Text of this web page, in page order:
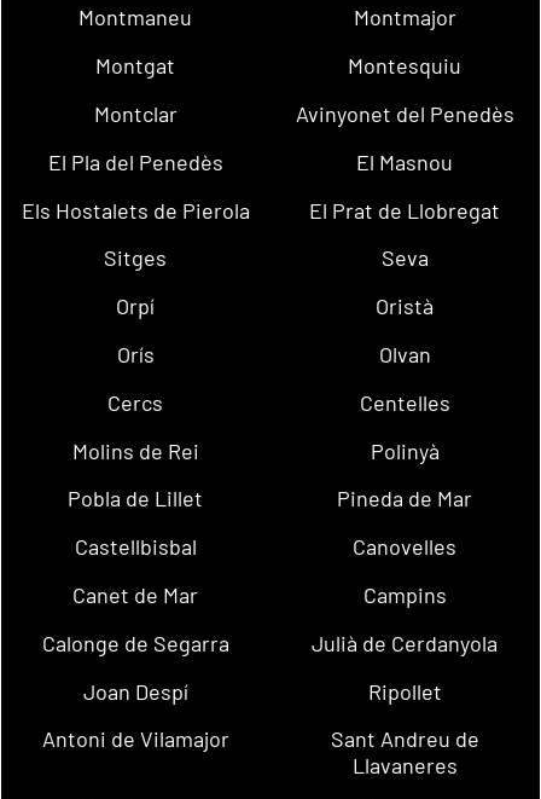
Montmaneu
Montmajor
Montgat
Montesquiu
Montclar
Avinyonet del Penedès
El Pla del Penedès
El Masnou
Els Hostalets de Pierola
El Prat de Llobregat
Sitges
Seva
Orpí
Oristà
Orís
Olvan
Cercs
Centelles
Molins de Rei
Polinyà
Pobla de Lillet
Pineda de Mar
Castellbisbal
Canovelles
Canet de Mar
Campins
Calonge de Segarra
Julià de Cerdanyola
Joan Despí
Ripollet
Antoni de Vilamajor
Sant Andreu de
Llavaneres